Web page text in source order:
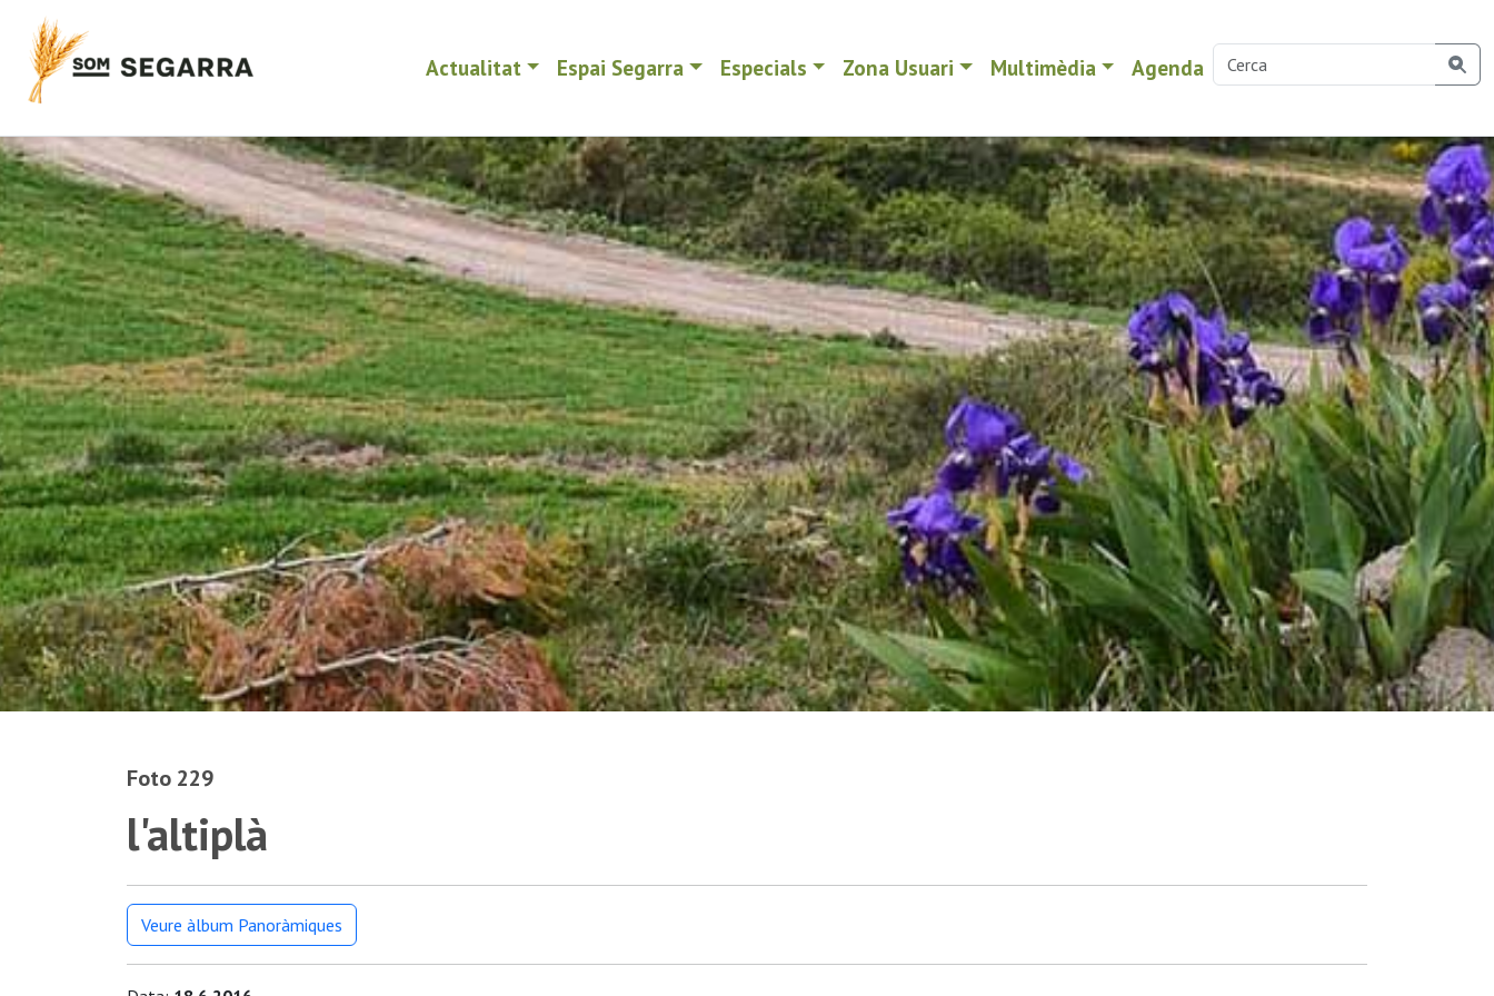
Actualitat Espai Segarra Especials Zona Usuari Multimèdia Agenda
Foto 229
l'altiplà
Veure àlbum Panoràmiques